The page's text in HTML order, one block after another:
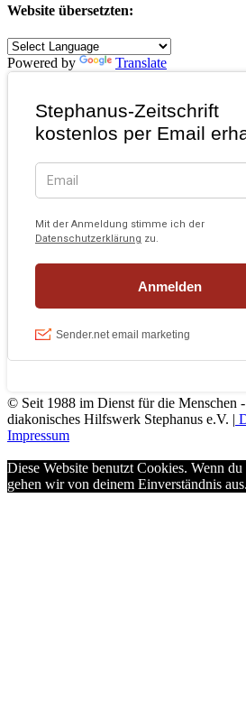
Website übersetzten:
Powered by Translate
© Seit 1988 im Dienst für die Menschen
diakonisches Hilfswerk Stephanus e.V. |
Impressum
Diese Website benutzt Cookies. Wenn
gehen wir von deinem Einverständnis aus.